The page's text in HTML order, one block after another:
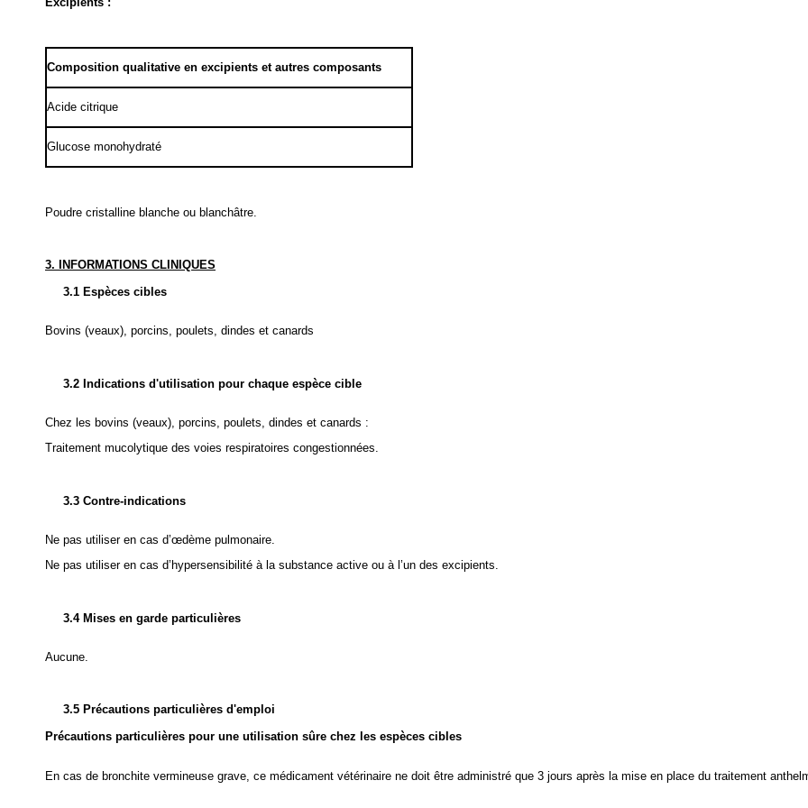
Composition qualitative en excipients et autres composants
Acide citrique
Glucose monohydraté
Poudre cristalline blanche ou blanchâtre.
3. INFORMATIONS CLINIQUES
3.1 Espèces cibles
Bovins (veaux), porcins, poulets, dindes et canards
3.2 Indications d'utilisation pour chaque espèce cible
Chez les bovins (veaux), porcins, poulets, dindes et canards :
Traitement mucolytique des voies respiratoires congestionnées.
3.3 Contre-indications
Ne pas utiliser en cas d’œdème pulmonaire.
Ne pas utiliser en cas d’hypersensibilité à la substance active ou à l’un des excipients.
3.4 Mises en garde particulières
Aucune.
3.5 Précautions particulières d'emploi
Précautions particulières pour une utilisation sûre chez les espèces cibles
En cas de bronchite vermineuse grave, ce médicament vétérinaire ne doit être administré que 3 jours après la mise en place du traitement